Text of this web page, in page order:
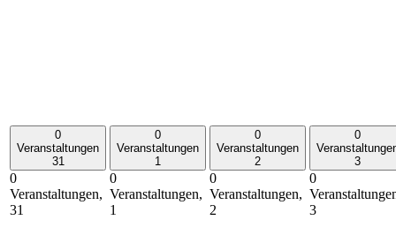
0
Veranstaltungen
31
0
Veranstaltungen,
31
0
Veranstaltungen
1
0
Veranstaltungen,
1
0
Veranstaltungen
2
0
Veranstaltungen,
2
0
3
0
3